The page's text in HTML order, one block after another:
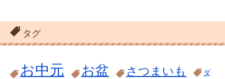
タグ
お中元 お盆 さつまいも ダ